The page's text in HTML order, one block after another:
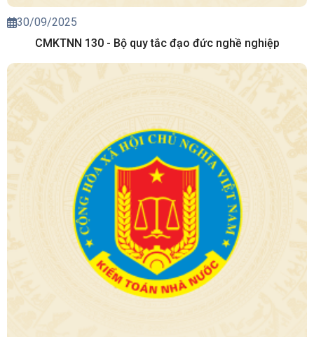
30/09/2025
CMKTNN 130 - Bộ quy tắc đạo đức nghề nghiệp